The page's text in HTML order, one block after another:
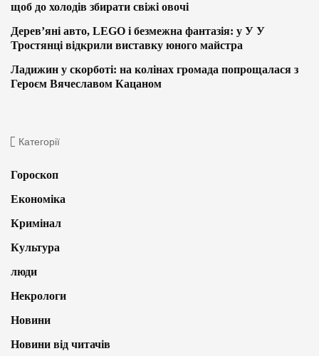
щоб до холодів збирати свіжі овочі
Дерев’яні авто, LEGO і безмежна фантазія: у У У
Тростянці відкрили виставку юного майстра
Ладижин у скорботі: на колінах громада попрощалася з
Героєм Вячеславом Кацаном
Категорії
Гороскоп
Економіка
Кримінал
Культура
люди
Некрологи
Новини
Новини від читачів